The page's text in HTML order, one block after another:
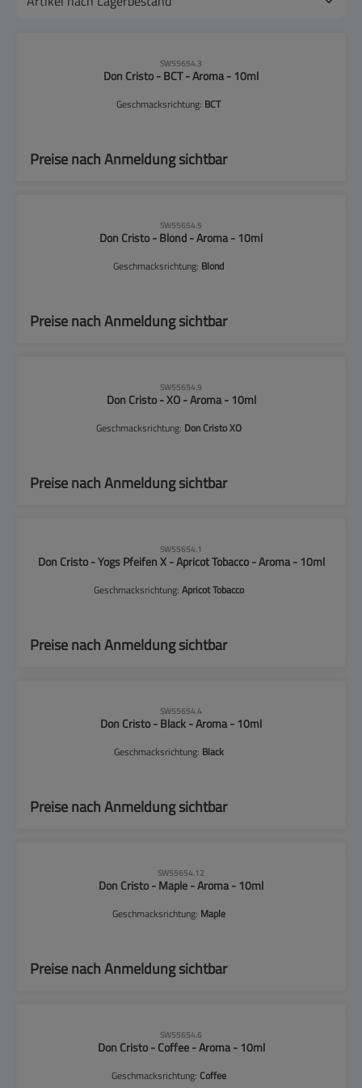
SW55654.3
Don Cristo - BCT - Aroma - 10ml
Geschmacksrichtung: BCT
Preise nach Anmeldung sichtbar
SW55654.5
Don Cristo - Blond - Aroma - 10ml
Geschmacksrichtung: Blond
Preise nach Anmeldung sichtbar
SW55654.9
Don Cristo - XO - Aroma - 10ml
Geschmacksrichtung: Don Cristo XO
Preise nach Anmeldung sichtbar
SW55654.1
Don Cristo - Yogs Pfeifen X - Apricot Tobacco - Aroma - 10ml
Geschmacksrichtung: Apricot Tobacco
Preise nach Anmeldung sichtbar
SW55654.4
Don Cristo - Black - Aroma - 10ml
Geschmacksrichtung: Black
Preise nach Anmeldung sichtbar
SW55654.12
Don Cristo - Maple - Aroma - 10ml
Geschmacksrichtung: Maple
Preise nach Anmeldung sichtbar
SW55654.6
Don Cristo - Coffee - Aroma - 10ml
Geschmacksrichtung: Coffee